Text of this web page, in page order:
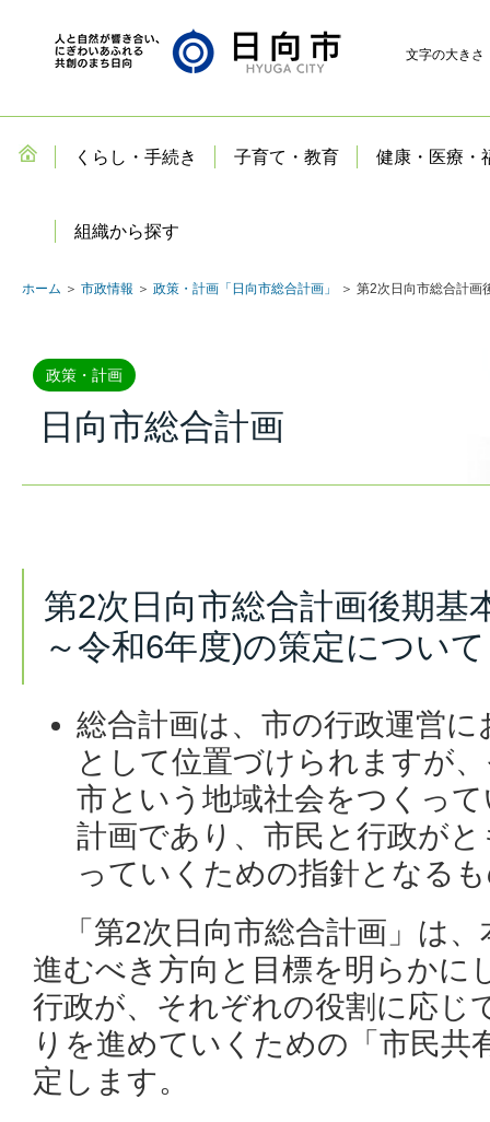
文字の大きさ
くらし・手続き 子育て・教育 健康・医療・
組織から探す
ホーム ＞ 市政情報 ＞ 政策・計画「日向市総合計画」 ＞ 第2次日向市総合計
政策・計画
日向市総合計画
第2次日向市総合計画後期基
～令和6年度)の策定について
総合計画は、市の行政運営
として位置づけられますが
市という地域社会をつくっ
計画であり、市民と行政が
っていくための指針となる
「第2次日向市総合計画」は
進むべき方向と目標を明らかに
行政が、それぞれの役割に応じ
りを進めていくための「市民共
定します。